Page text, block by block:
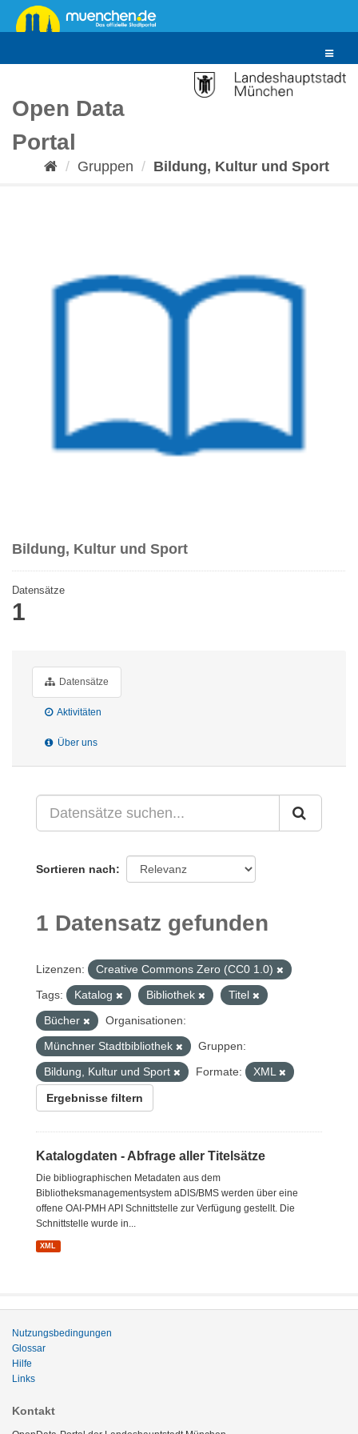
Überspringen
zum
Toggle
Open Data
Portal
Gruppen Bildung, Kultur und Sport
Bildung, Kultur und Sport
Datensätze
1
Datensätze
Aktivitäten
Über uns
Sortieren nach
1 Datensatz gefunden
Lizenzen:
Creative Commons Zero (CC0 1.0)
Tags:
Katalog Bibliothek
Titel
Bücher
Organisationen:
Münchner Stadtbibliothek
Gruppen:
Bildung, Kultur und Sport
Formate: XML
Ergebnisse filtern
Katalogdaten - Abfrage aller Titelsätze
Die bibliographischen Metadaten aus dem
Bibliotheksmanagementsystem aDIS/BMS werden über eine
offene OAI-PMH API Schnittstelle zur Verfügung gestellt. Die
Schnittstelle wurde in...
XML
Nutzungsbedingungen
Glossar
Hilfe
Links
Kontakt